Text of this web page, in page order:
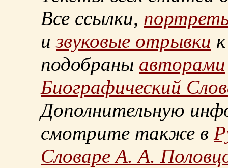
Все ссылки,
извуковые отрывки
подобраны авторами
Биографический
Дополнительную
смотрите также в
Словаре А. А.